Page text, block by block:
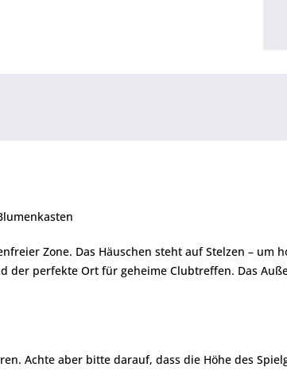
Zone. Das Häuschen steht auf Stelzen –
perfekte Ort für geheime Clubtreffen. Das
Achte aber bitte darauf, dass die Höhe des